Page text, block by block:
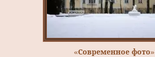
«Современное фото»